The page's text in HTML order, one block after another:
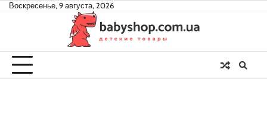
SkipВоскресенье, 9 августа, 2026